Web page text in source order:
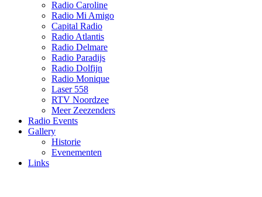
Radio Caroline
Radio Mi Amigo
Capital Radio
Radio Atlantis
Radio Delmare
Radio Paradijs
Radio Dolfijn
Radio Monique
Laser 558
RTV Noordzee
Meer Zeezenders
Radio Events
Gallery
Historie
Evenementen
Links